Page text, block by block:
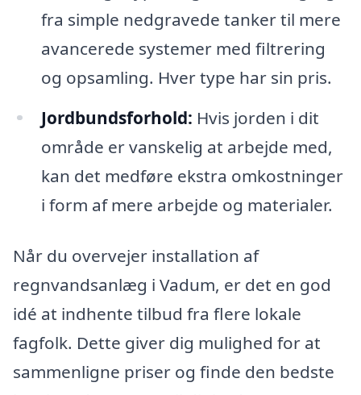
fra simple nedgravede tanker til mere
avancerede systemer med filtrering
og opsamling. Hver type har sin pris.
Jordbundsforhold: Hvis jorden i dit
område er vanskelig at arbejde med,
kan det medføre ekstra omkostninger
i form af mere arbejde og materialer.
Når du overvejer installation af
regnvandsanlæg i Vadum, er det en god
idé at indhente tilbud fra flere lokale
fagfolk. Dette giver dig mulighed for at
sammenligne priser og finde den bedste